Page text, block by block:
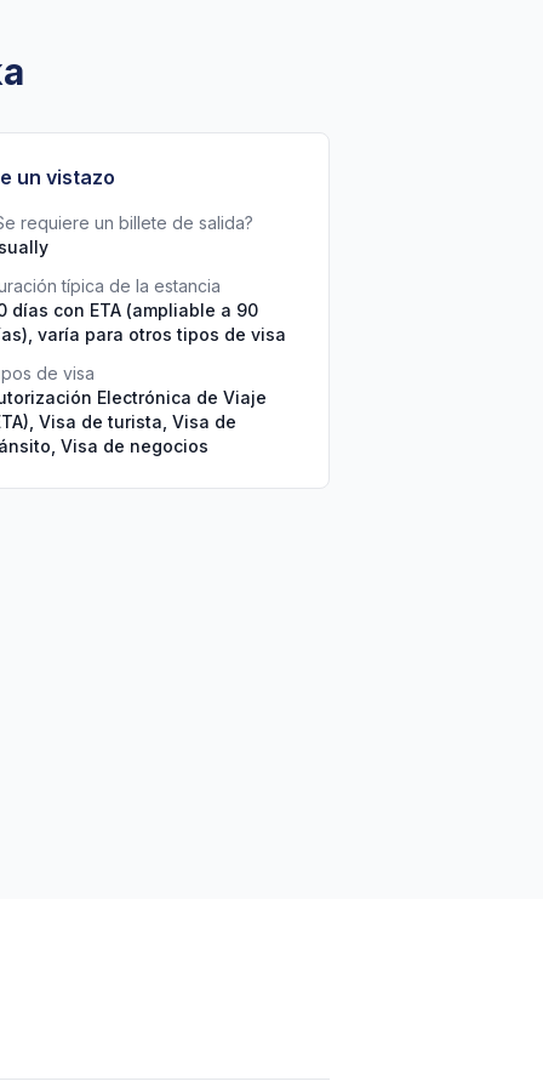
un vistazo
requiere un billete de salida?
típica de la estancia
días con ETA (ampliable a 90
varía para otros tipos de visa
de visa
Electrónica de Viaje
Visa de turista, Visa de
Visa de negocios